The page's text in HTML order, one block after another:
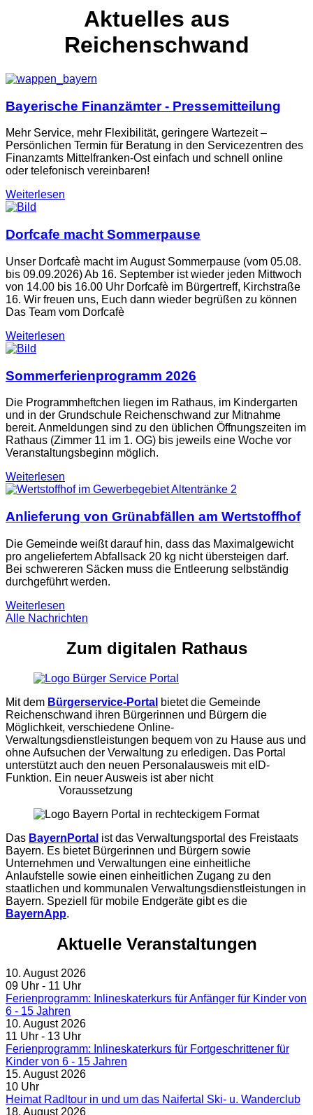
Aktuelles aus
Reichenschwand
Bayerische Finanzämter - Pressemitteilung
Mehr Service, mehr Flexibilität, geringere Wartezeit –
Persönlichen Termin für Beratung in den Servicezentren des
Finanzamts Mittelfranken-Ost einfach und schnell online
oder telefonisch vereinbaren!
Weiterlesen
Dorfcafe macht Sommerpause
Unser Dorfcafè macht im August Sommerpause (vom 05.08.
bis 09.09.2026) Ab 16. September ist wieder jeden Mittwoch
von 14.00 bis 16.00 Uhr Dorfcafè im Bürgertreff, Kirchstraße
16. Wir freuen uns, Euch dann wieder begrüßen zu können
Das Team vom Dorfcafè
Weiterlesen
Sommerferienprogramm 2026
Die Programmheftchen liegen im Rathaus, im Kindergarten
und in der Grundschule Reichenschwand zur Mitnahme
bereit. Anmeldungen sind zu den üblichen Öffnungszeiten im
Rathaus (Zimmer 11 im 1. OG) bis jeweils eine Woche vor
Veranstaltungsbeginn möglich.
Weiterlesen
Anlieferung von Grünabfällen am Wertstoffhof
Die Gemeinde weißt darauf hin, dass das Maximalgewicht
pro angeliefertem Abfallsack 20 kg nicht übersteigen darf.
Bei schwereren Säcken muss die Entleerung selbständig
durchgeführt werden.
Weiterlesen
Alle Nachrichten
Zum digitalen Rathaus
Mit dem Bürgerservice-Portal bietet die Gemeinde
Reichenschwand ihren Bürgerinnen und Bürgern die
Möglichkeit, verschiedene Online-
Verwaltungsdienstleistungen bequem von zu Hause aus und
ohne Aufsuchen der Verwaltung zu erledigen. Das Portal
unterstützt auch den neuen Personalausweis mit eID-
Funktion. Ein neuer Ausweis ist aber nicht
Voraussetzung
Das BayernPortal ist das Verwaltungsportal des Freistaats
Bayern. Es bietet Bürgerinnen und Bürgern sowie
Unternehmen und Verwaltungen eine einheitliche
Anlaufstelle sowie einen einheitlichen Zugang zu den
staatlichen und kommunalen Verwaltungsdienstleistungen in
Bayern. Speziell für mobile Endgeräte gibt es die
BayernApp.
Aktuelle Veranstaltungen
10. August 2026
09 Uhr ‐ 11 Uhr
Ferienprogramm: Inlineskaterkurs für Anfänger für Kinder von
6 - 15 Jahren
10. August 2026
11 Uhr ‐ 13 Uhr
Ferienprogramm: Inlineskaterkurs für Fortgeschrittener für
Kinder von 6 - 15 Jahren
15. August 2026
10 Uhr
Heimat Radltour in und um das Naifertal Ski- u. Wanderclub
18. August 2026